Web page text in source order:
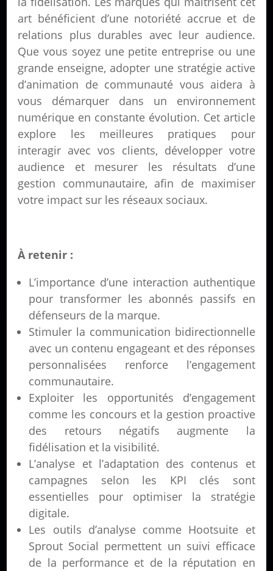
art bénéficient d’une notoriété accrue et de
relations plus durables avec leur audience.
Que vous soyez une petite entreprise ou une
grande enseigne, adopter une stratégie active
d’animation de communauté vous aidera à
vous démarquer dans un environnement
numérique en constante évolution. Cet article
explore les meilleures pratiques pour
interagir avec vos clients, développer votre
audience et mesurer les résultats d’une
gestion communautaire, afin de maximiser
votre impact sur les réseaux sociaux.
À retenir :
L’importance d’une interaction authentique
pour transformer les abonnés passifs en
défenseurs de la marque.
Stimuler la communication bidirectionnelle
avec un contenu engageant et des réponses
personnalisées renforce l’engagement
communautaire.
Exploiter les opportunités d’engagement
comme les concours et la gestion proactive
des retours négatifs augmente la
fidélisation et la visibilité.
L’analyse et l’adaptation des contenus et
campagnes selon les KPI clés sont
essentielles pour optimiser la stratégie
digitale.
Les outils d’analyse comme Hootsuite et
Sprout Social permettent un suivi efficace
de la performance et de la réputation en